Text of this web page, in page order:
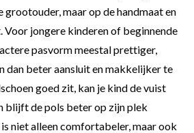
grootouder, maar op de handmaat en
Voor jongere kinderen of beginnende
pasvorm meestal prettiger,
dan beter aansluit en makkelijker te
goed zit, kan je kind de vuist
blijft de pols beter op zijn plek
niet alleen comfortabeler, maar ook